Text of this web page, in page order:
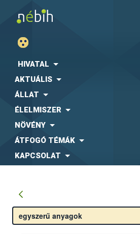
HIVATAL
AKTUÁLIS
ÁLLAT
ÉLELMISZER
NÖVÉNY
ÁTFOGÓ TÉMÁK
KAPCSOLAT